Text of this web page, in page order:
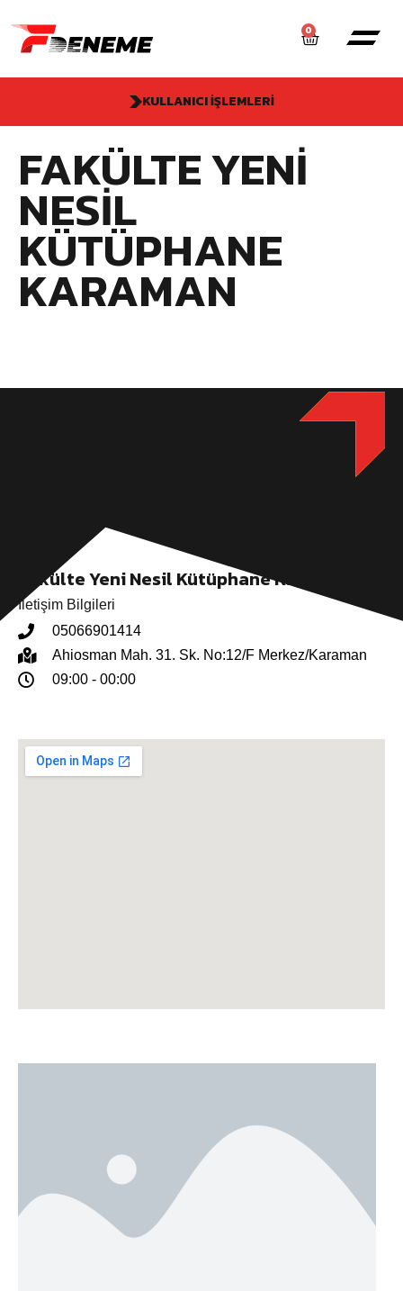
0
KULLANICI İŞLEMLERI
FAKÜLTE YENI
NESIL
KÜTÜPHANE
KARAMAN
Fakülte Yeni Nesil Kütüphane Karaman
İletişim Bilgileri
05066901414
Ahiosman Mah. 31. Sk. No:12/F Merkez/Karaman
09:00 - 00:00